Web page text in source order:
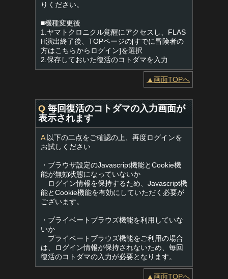
りください。
■機種変更後
1.ヤマトクロニクル覚醒にアクセスし、FLAS
H演出終了後、TOPページの[すでに冒険者の
方はこちらからログイン]を選択
2.保存しておいた復活のコトダマを入力
▲画面TOPへ
Q 毎回復活のコトダマの入力画面が
表示されます
A以下の二点をご確認の上、再度ログインを
お試しください
・ブラウザ設定のJavascript機能とCookie機
能が無効状態になっていないか
ログイン情報を保持するため、Javascript機
能とCookie機能を有効にしていただく必要が
ございます。
・プライベートブラウズ機能を利用していな
いか
プライベートブラウズ機能をご利用の場合
は、ログイン情報が保持されないため、毎回
復活のコトダマの入力が必要となります。
▲画面TOPへ